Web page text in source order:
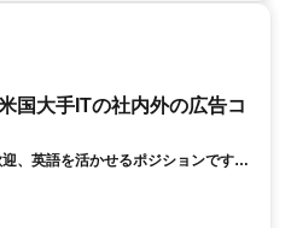
国大手ITの社内外の広告コ
、英語を活かせるポジションです。